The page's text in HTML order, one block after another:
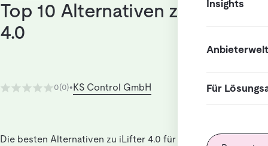
Insights
Anbieterwelt
Für
Top 10 Alternativen zu iLifter
4.0
0(0)•KS Control GmbH
Die besten Alternativen zu iLifter 4.0 für Nutzer, die